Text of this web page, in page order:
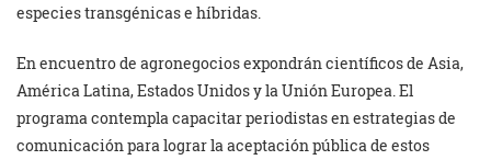
especies transgénicas e híbridas.
En encuentro de agronegocios expondrán científicos de Asia,
América Latina, Estados Unidos y la Unión Europea. El
programa contempla capacitar periodistas en estrategias de
comunicación para lograr la aceptación pública de estos